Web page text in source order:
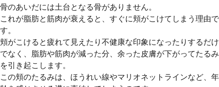
骨のあいだには土台となる骨がありません。
これが脂肪と筋肉が衰えると、すぐに頬がこけてしまう理由で
す。
頬がこけると疲れて見えたり不健康な印象になったりするだけ
でなく、脂肪や筋肉が減った分、余った皮膚が下がってたるみ
を引き起こします。
この頬のたるみは、ほうれい線やマリオネットラインなど、年